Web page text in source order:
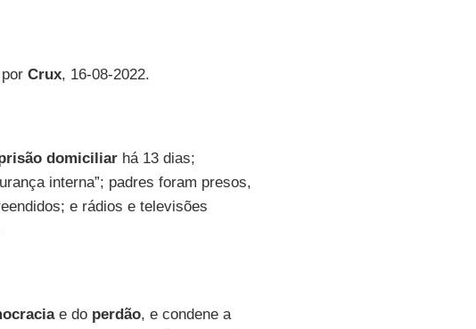
Crux, 16-08-2022.
domiciliarhá 13 dias;
interna”; padres foram presos,
e rádios e televisões
e do perdão, e condene a